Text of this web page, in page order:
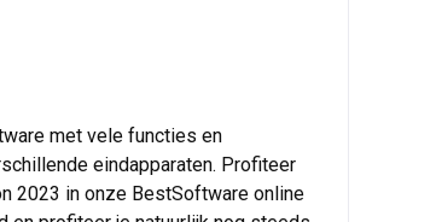
met vele functies en
eindapparaten. Profiteer
2023 in onze BestSoftware online